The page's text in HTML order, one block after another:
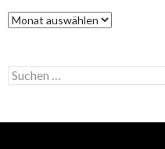
A
r
v
S
u